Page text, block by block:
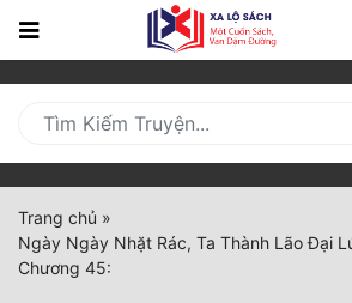
Trang
Mới
Cập
Nhật
(current)
BXH
Trang chủ »
Ngày Ngày Nhặt Rác, Ta Thành Lão Đại
Chương 45: